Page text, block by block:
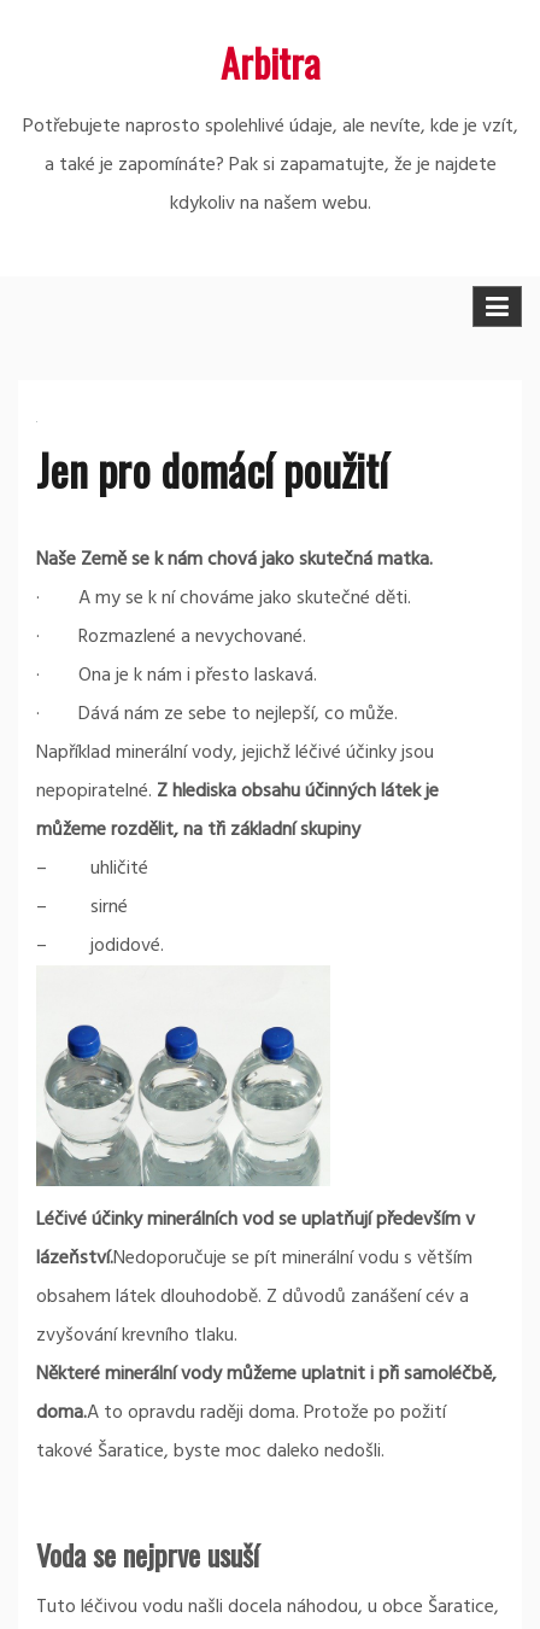
Arbitra
Potřebujete naprosto spolehlivé údaje, ale nevíte, kde je vzít,
a také je zapomínáte? Pak si zapamatujte, že je najdete
kdykoliv na našem webu.
Jen pro domácí použití
Naše Země se k nám chová jako skutečná matka.
· A my se k ní chováme jako skutečné děti.
· Rozmazlené a nevychované.
· Ona je k nám i přesto laskavá.
· Dává nám ze sebe to nejlepší, co může.
Například minerální vody, jejichž léčivé účinky jsou
nepopiratelné. Z hlediska obsahu účinných látek je
můžeme rozdělit, na tři základní skupiny
– uhličité
– sirné
– jodidové.
Léčivé účinky minerálních vod se uplatňují především v
lázeňství.Nedoporučuje se pít minerální vodu s větším
obsahem látek dlouhodobě. Z důvodů zanášení cév a
zvyšování krevního tlaku.
Některé minerální vody můžeme uplatnit i při samoléčbě,
doma.A to opravdu raději doma. Protože po požití
takové Šaratice, byste moc daleko nedošli.
Voda se nejprve usuší
Tuto léčivou vodu našli docela náhodou, u obce Šaratice,